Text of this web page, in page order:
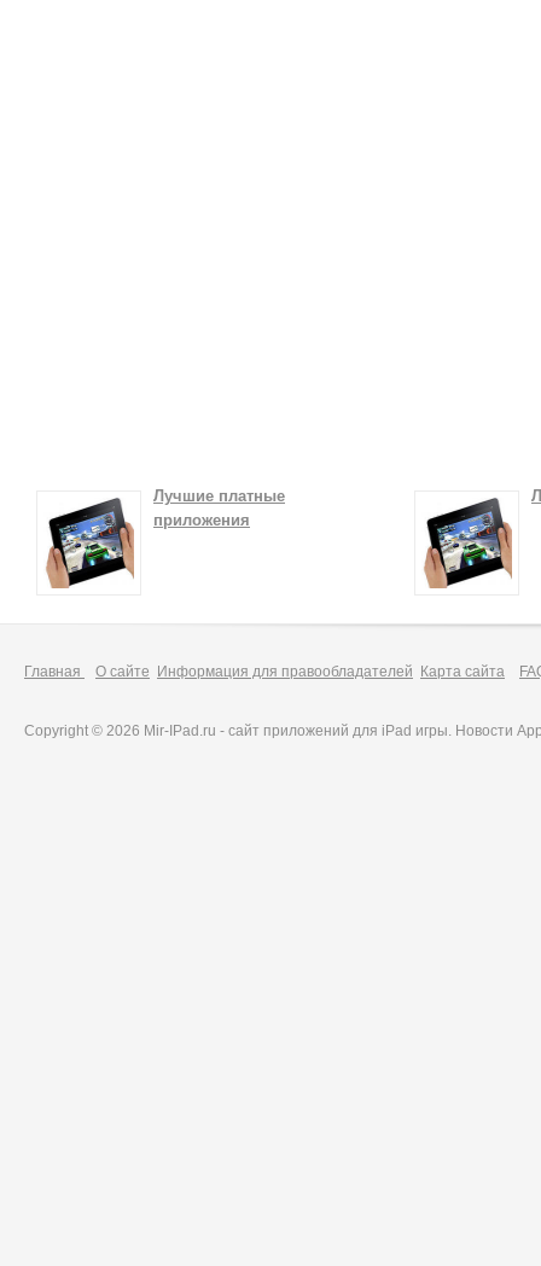
Лучшие платные
приложения
Главная О сайте Информация для правообладателей Карта сайта
Copyright © 2026 Mir-IPad.ru - сайт приложений для iPad игры. Новости